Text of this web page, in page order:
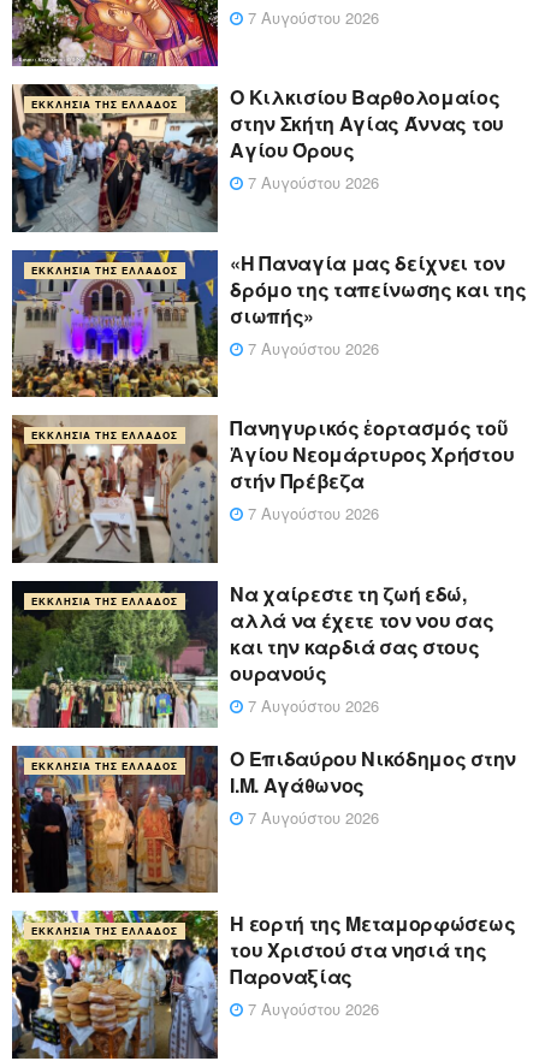
7 Αυγούστου 2026
ΕΚΚΛΗΣΊΑ ΤΗΣ ΕΛΛΆΔΟΣ
Ο Κιλκισίου Βαρθολομαίος
στην Σκήτη Αγίας Άννας του
Αγίου Όρους
7 Αυγούστου 2026
ΕΚΚΛΗΣΊΑ ΤΗΣ ΕΛΛΆΔΟΣ
«Η Παναγία μας δείχνει τον
δρόμο της ταπείνωσης και της
σιωπής»
7 Αυγούστου 2026
ΕΚΚΛΗΣΊΑ ΤΗΣ ΕΛΛΆΔΟΣ
Πανηγυρικός ἑορτασμός τοῦ
Ἁγίου Νεομάρτυρος Χρήστου
στήν Πρέβεζα
7 Αυγούστου 2026
ΕΚΚΛΗΣΊΑ ΤΗΣ ΕΛΛΆΔΟΣ
Να χαίρεστε τη ζωή εδώ,
αλλά να έχετε τον νου σας
και την καρδιά σας στους
ουρανούς
7 Αυγούστου 2026
ΕΚΚΛΗΣΊΑ ΤΗΣ ΕΛΛΆΔΟΣ
Ο Επιδαύρου Νικόδημος στην
Ι.Μ. Αγάθωνος
7 Αυγούστου 2026
ΕΚΚΛΗΣΊΑ ΤΗΣ ΕΛΛΆΔΟΣ
Η εορτή της Μεταμορφώσεως
του Χριστού στα νησιά της
Παροναξίας
7 Αυγούστου 2026